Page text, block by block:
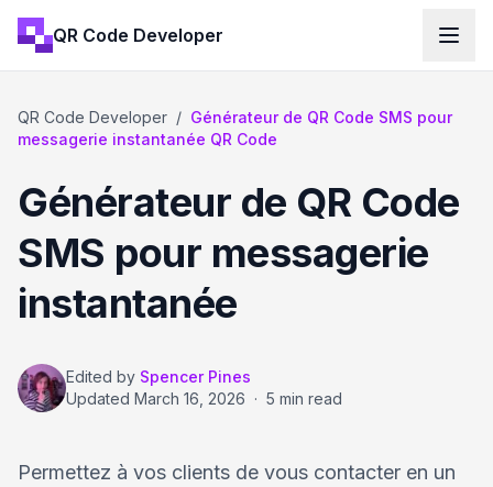
QR Code Developer
QR Code Developer / Générateur de QR Code SMS pour
messagerie instantanée QR Code
Générateur de QR Code
SMS pour messagerie
instantanée
Edited by Spencer Pines
Updated March 16, 2026 · 5 min read
Permettez à vos clients de vous contacter en un